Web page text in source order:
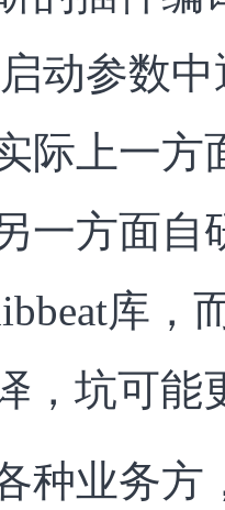
动参数
际上一方
一方面自
库，
，坑可能
种业务方